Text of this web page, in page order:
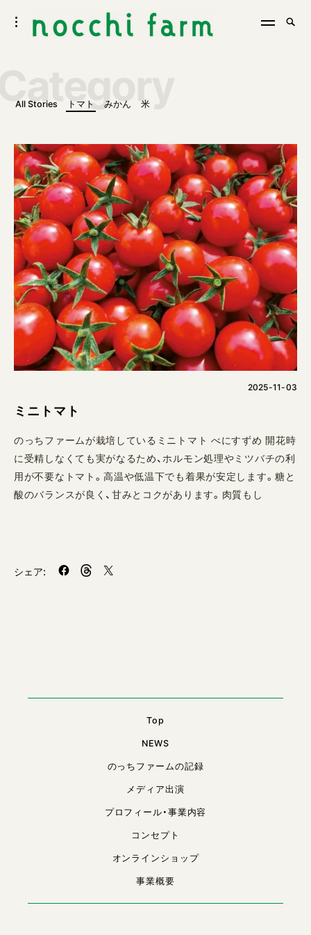
Skip
to
nocchifarm のっちファーム
toggle
open/close
All Stories トマト みかん 米
2025-11-03
ミニトマト
のっちファームが栽培しているミニトマト べにすずめ 開花時
に受精しなくても実がなるため、ホルモン処理やミツバチの利
用が不要なトマト。高温や低温下でも着果が安定します。糖と
酸のバランスが良く、甘みとコクがあります。肉質もし
シェア:
Top
NEWS
のっちファームの記録
メディア出演
プロフィール・事業内容
コンセプト
オンラインショップ
事業概要